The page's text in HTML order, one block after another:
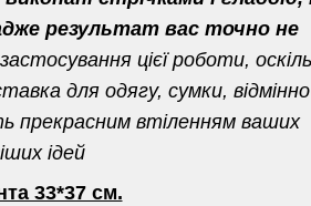
результат вас точно не
цієї роботи,
для одягу, сумки, відмінно
прекрасним втіленням ваших
ідей
33*37 см.